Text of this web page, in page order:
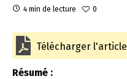
4 min de lecture 0
Télécharger l'article
Résumé :